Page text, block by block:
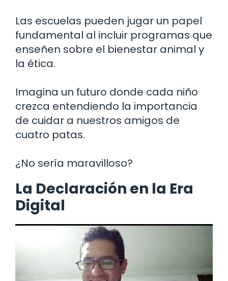
Las escuelas pueden jugar un papel
fundamental al incluir programas que
enseñen sobre el bienestar animal y
la ética.
Imagina un futuro donde cada niño
crezca entendiendo la importancia
de cuidar a nuestros amigos de
cuatro patas.
¿No sería maravilloso?
La Declaración en la Era
Digital